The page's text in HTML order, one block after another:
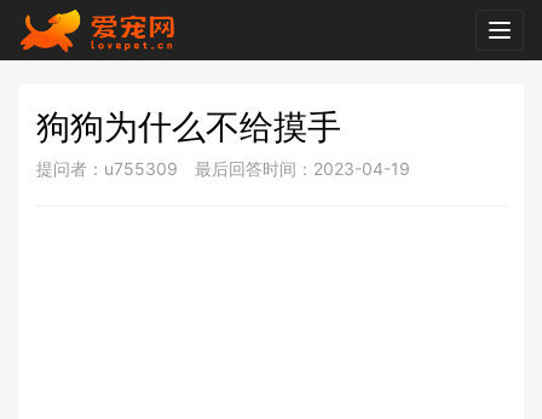
狗狗为什么不给摸手
提问者：u755309 最后回答时间：2023-04-19